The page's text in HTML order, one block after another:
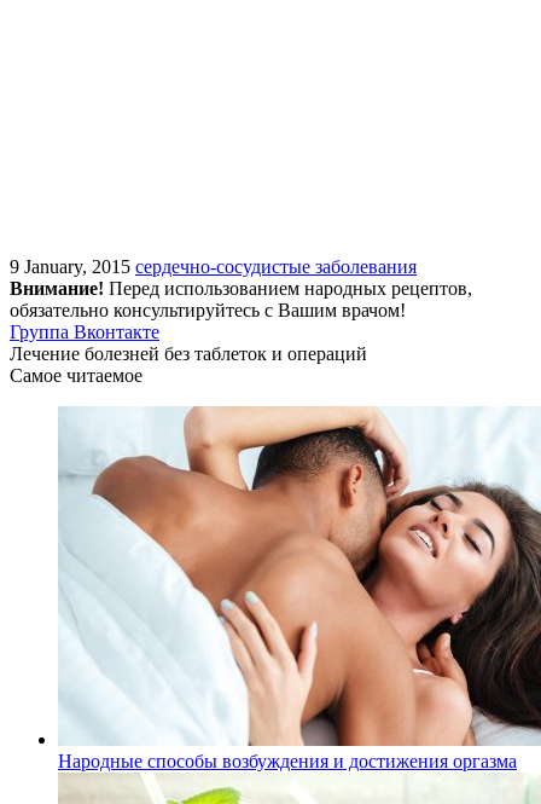
9 January, 2015 сердечно-сосудистые заболевания
Внимание! Перед использованием народных рецептов,
обязательно консультируйтесь с Вашим врачом!
Группа Вконтакте
Лечение болезней без таблеток и операций
Самое читаемое
Народные способы возбуждения и достижения оргазма